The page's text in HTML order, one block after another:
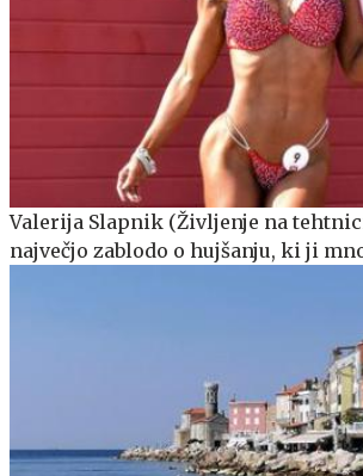
Valerija Slapnik (Življenje na
največjo zablodo o hujšanju, ki ji